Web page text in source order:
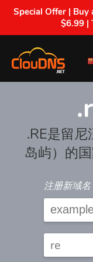
Special Offer | Buy
$6.99 |
.RE是留
岛屿）的
注册新域名